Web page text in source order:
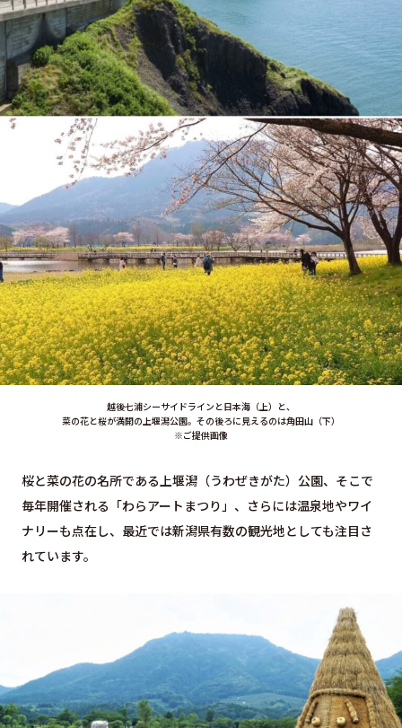
越後七浦シーサイドラインと日本海（上）と、
菜の花と桜が満開の上堰潟公園。その後ろに見えるのは角田山（下）
※ご提供画像
桜と菜の花の名所である上堰潟（うわぜきがた）公園、そこで
毎年開催される「わらアートまつり」、さらには温泉地やワイ
ナリーも点在し、最近では新潟県有数の観光地としても注目さ
れています。